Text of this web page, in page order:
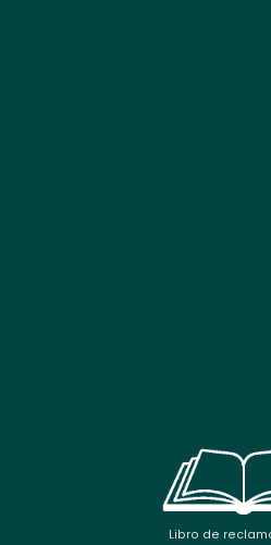
Libro de